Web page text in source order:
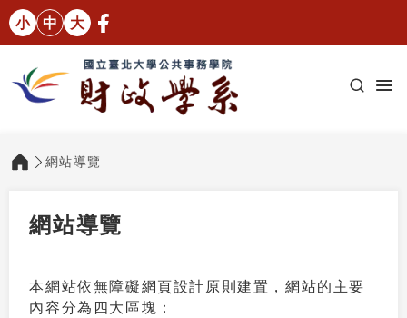
小 中 大
網站導覽
網站導覽
本網站依無障礙網頁設計原則建置，網站的主要
內容分為四大區塊：